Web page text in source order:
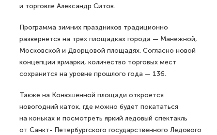
и торговле Александр Ситов.
Программа зимних праздников традиционно
развернется на трех площадках города — Манежной,
Московской и Дворцовой площадях. Согласно новой
концепции ярмарки, количество торговых мест
сохранится на уровне прошлого года — 136.
Также на Конюшенной площади откроется
новогодний каток, где можно будет покататься
на коньках и посмотреть яркий ледовый спектакль
от Санкт- Петербургского государственного Ледового